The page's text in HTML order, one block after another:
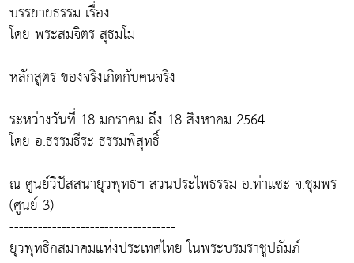
บรรยายธรรม เรื่อง...
โดย พระสมจิตร สุธมฺโม
หลักสูตร ของจริงเกิดกับคนจริง
ระหว่างวันที่ 18 มกราคม ถึง 18 สิงหาคม 2564
โดย อ.ธรรมธีระ ธรรมพิสุทธิ์
ณ ศูนย์วิปัสสนายุวพุทธฯ สวนประไพธรรม อ.ท่าแซะ จ.ชุมพร
(ศูนย์ 3)
-----------------------------------
ยุวพุทธิกสมาคมแห่งประเทศไทย ในพระบรมราชูปถัมภ์